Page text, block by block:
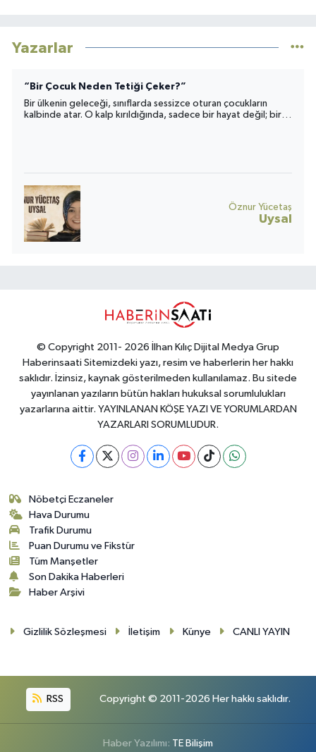
Yazarlar
“Bir Çocuk Neden Tetiği Çeker?”
Bir ülkenin geleceği, sınıflarda sessizce oturan çocukların
kalbinde atar. O kalp kırıldığında, sadece bir hayat değil; bir
Öznur Yücetaş
Uysal
© Copyright 2011- 2026 İlhan Kılıç Dijital Medya Grup
Haberinsaati Sitemizdeki yazı, resim ve haberlerin her hakkı
saklıdır. İzinsiz, kaynak gösterilmeden kullanılamaz. Bu sitede
yayınlanan yazıların bütün hakları hukuksal sorumlulukları
yazarlarına aittir. YAYINLANAN KÖŞE YAZI VE YORUMLARDAN
YAZARLARI SORUMLUDUR.
Nöbetçi Eczaneler
Hava Durumu
Trafik Durumu
Puan Durumu ve Fikstür
Tüm Manşetler
Son Dakika Haberleri
Haber Arşivi
Gizlilik Sözleşmesi İletişim Künye CANLI YAYIN
RSS Copyright © 2011-2026 Her hakkı saklıdır.
Haber Yazılımı: TE Bilişim